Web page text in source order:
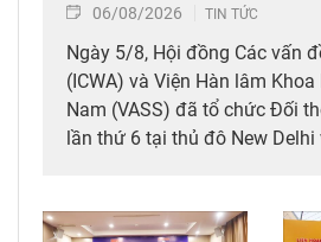
06/08/2026 TIN TỨC
Ngày 5/8, Hội đồng Các vấn
(ICWA) và Viện Hàn lâm
Nam (VASS) đã tổ chức Đối
lần thứ 6 tại thủ đô New Delhi